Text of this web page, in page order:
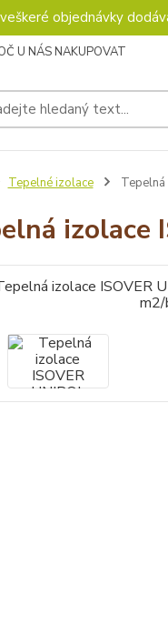
objednávky
U NÁS NAKUPOVAT
Tepelné izolace Tepelná
izolace